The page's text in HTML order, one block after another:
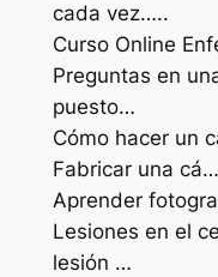
cada vez…..
Curso Online
Preguntas en
puesto…
Cómo hacer un
Fabricar una cá…
Aprender
Lesiones en el
lesión …